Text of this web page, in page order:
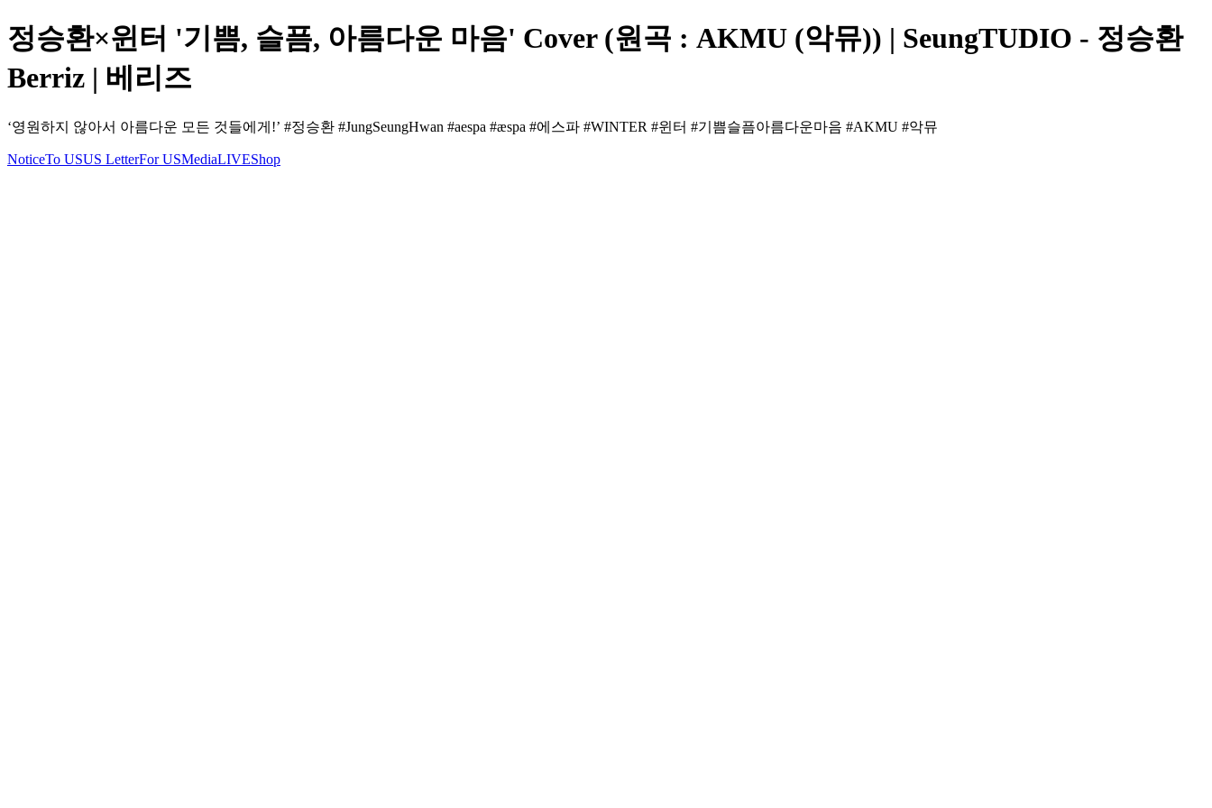
정승환×윈터 '기쁨, 슬픔, 아름다운 마음' Cover (원곡 : AKMU (악뮤)) | SeungTUDIO - 정승환
Berriz | 베리즈
‘영원하지 않아서 아름다운 모든 것들에게!’ #정승환 #JungSeungHwan #aespa #æspa #에스파 #WINTER #윈터 #기쁨슬픔아름다운마음 #AKMU #악뮤
NoticeTo USUS LetterFor USMediaLIVEShop